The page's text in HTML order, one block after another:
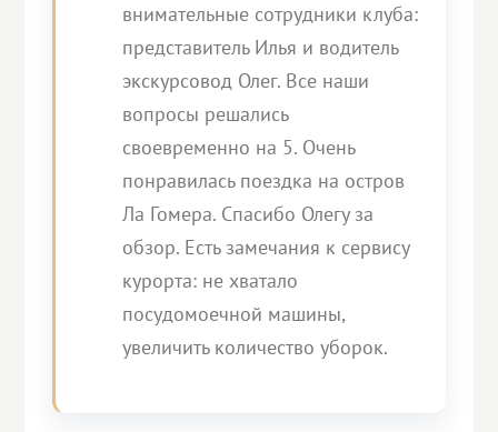
внимательные сотрудники клуба:
представитель Илья и водитель
экскурсовод Олег. Все наши
вопросы решались
своевременно на 5. Очень
понравилась поездка на остров
Ла Гомера. Спасибо Олегу за
обзор. Есть замечания к сервису
курорта: не хватало
посудомоечной машины,
увеличить количество уборок.